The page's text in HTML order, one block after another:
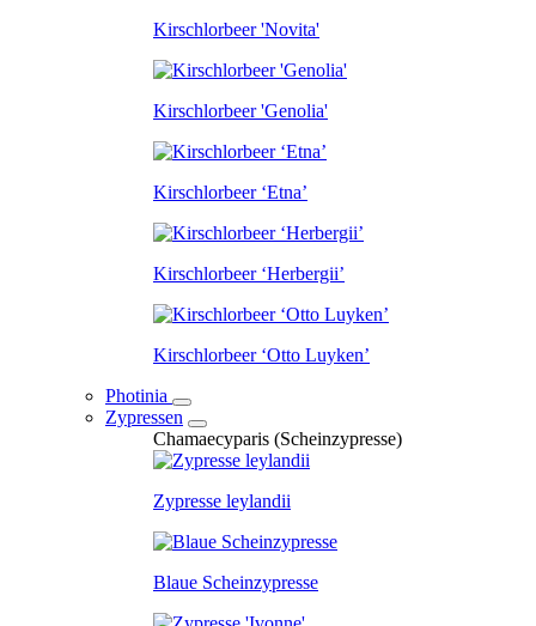
Kirschlorbeer 'Novita'
Kirschlorbeer 'Genolia'
Kirschlorbeer ‘Etna’
Kirschlorbeer ‘Herbergii’
Kirschlorbeer ‘Otto Luyken’
Photinia
Zypressen
Chamaecyparis (Scheinzypresse)
Zypresse leylandii
Blaue Scheinzypresse